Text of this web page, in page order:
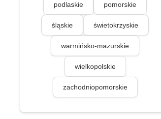
podlaskie pomorskie
śląskie świetokrzyskie
warmińsko-mazurskie
wielkopolskie
zachodniopomorskie